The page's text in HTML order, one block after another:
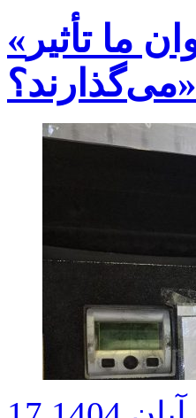
«تغذیه در دوران استرس؛ چگونه غذاها بر روان ما تأثیر
می‌گذارند؟»